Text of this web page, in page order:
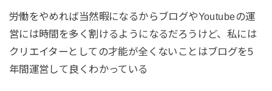
労働をやめれば当然暇になるからブログやYoutubeの運
営には時間を多く割けるようになるだろうけど、私には
クリエイターとしての才能が全くないことはブログを5
年間運営して良くわかっている